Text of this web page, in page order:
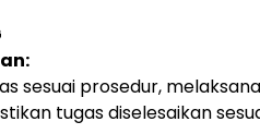
sesuai prosedur,
tugas diselesaikan